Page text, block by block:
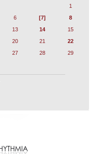
1
6 [7]
8
13 14
15
20 21
22
27 28
29